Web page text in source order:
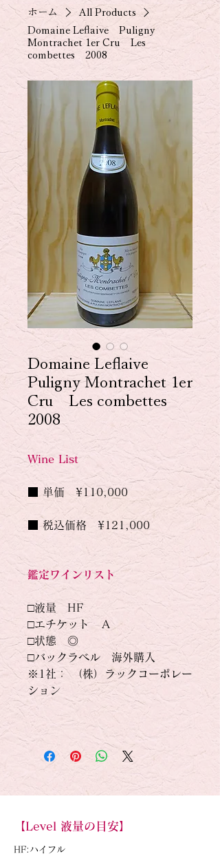
ホーム
All Products
Domaine Leflaive Puligny
Montrachet 1er Cru Les
combettes 2008
Domaine Leflaive
Puligny Montrachet 1er
Cru Les combettes
2008
Wine List
■ 単価　¥110,000
■ 税込価格　¥121,000
鑑定ワインリスト
□液量　HF
□エチケット　Ａ
□状態　◎
□バックラベル　海外購入
※1社： （株）ラックコーポレー
ション
【Level 液量の目安】
HF:ハイフル